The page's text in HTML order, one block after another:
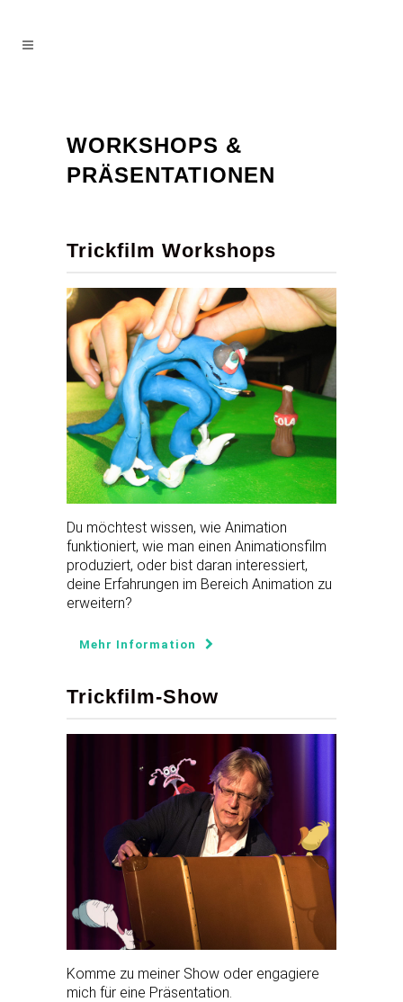
WORKSHOPS &
PRÄSENTATIONEN
Trickfilm Workshops
Du möchtest wissen, wie Animation
funktioniert, wie man einen Animationsfilm
produziert, oder bist daran interessiert,
deine Erfahrungen im Bereich Animation zu
erweitern?
Mehr Information
Trickfilm-Show
Komme zu meiner Show oder engagiere
mich für eine Präsentation.